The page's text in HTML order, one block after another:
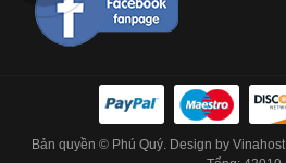
Bản quyền © Phú Quý. Design by Vinahost